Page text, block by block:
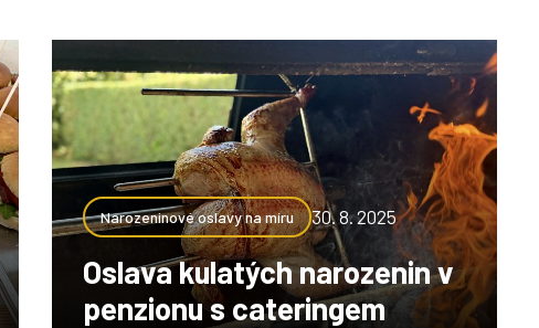
Narozeninové oslavy na míru 30. 8. 2025
Oslava kulatých narozenin v
penzionu s cateringem